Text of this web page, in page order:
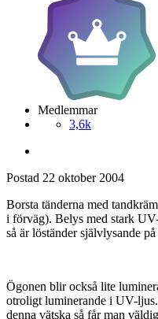
Medlemmar
3,6k
Postad 22 oktober 2004
Borsta tänderna med
i förväg). Belys med stark
så är löständer självlysande
Ögonen blir också lite
otroligt luminerande i UV-
denna vätska så får man